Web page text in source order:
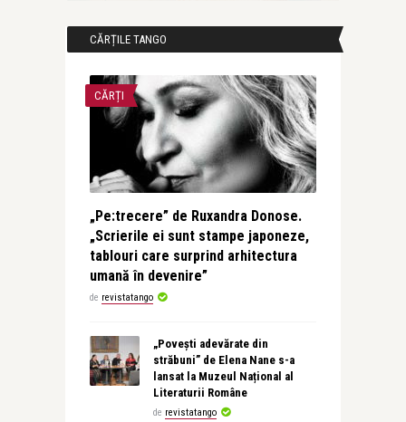
CĂRȚILE TANGO
CĂRȚI
„Pe:trecere” de Ruxandra Donose.
„Scrierile ei sunt stampe japoneze,
tablouri care surprind arhitectura
umană în devenire”
de revistatango
„Povești adevărate din
străbuni” de Elena Nane s-a
lansat la Muzeul Național al
Literaturii Române
de revistatango